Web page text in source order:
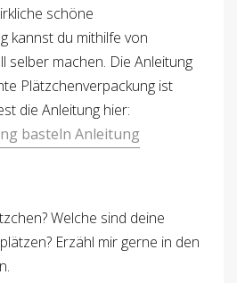
schöne
kannst du mithilfe von
selber machen. Die Anleitung
Plätzchenverpackung ist
die Anleitung hier:
basteln Anleitung
Welche sind deine
Erzähl mir gerne in den